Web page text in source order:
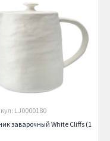
LJ0000180
заварочный White Cliffs (1